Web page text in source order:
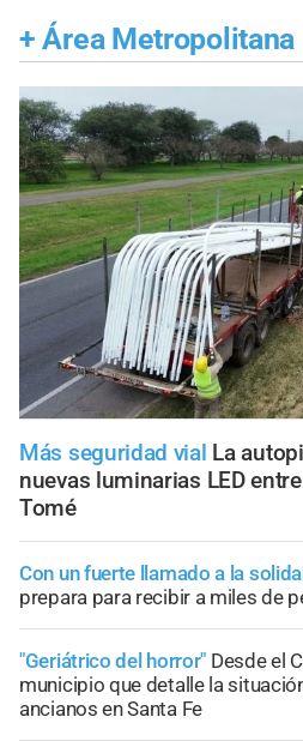
+ Área Metropolitana
Más seguridad vial La
nuevas luminarias LED
Tomé
Con un fuerte llamado a la
prepara para recibir a miles de
"Geriátrico del horror" Desde el
municipio que detalle la
ancianos en Santa Fe